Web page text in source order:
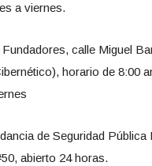
a viernes.
Fundadores, calle Miguel
horario de 8:00
de Seguridad Pública
abierto 24 horas.